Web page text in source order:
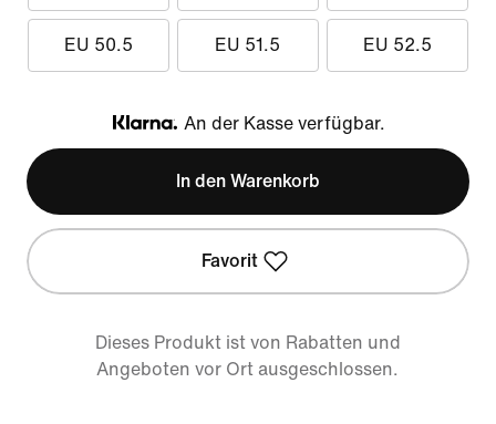
EU 50.5 EU 51.5 EU 52.5
Klarna
An der Kasse verfügbar.
In den Warenkorb
Favorit
Dieses Produkt ist von Rabatten und
Angeboten vor Ort ausgeschlossen.